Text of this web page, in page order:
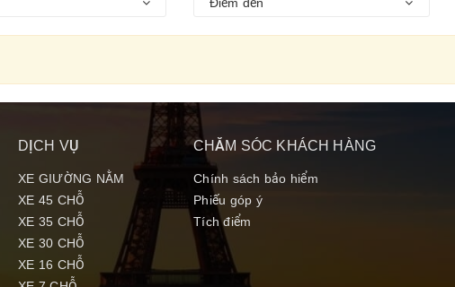
DỊCH VỤ
XE GIƯỜNG NẰM
XE 45 CHỖ
XE 35 CHỖ
XE 30 CHỖ
XE 16 CHỖ
CHĂM SÓC KHÁCH HÀNG
Chính sách bảo hiểm
Phiếu góp ý
Tích điểm